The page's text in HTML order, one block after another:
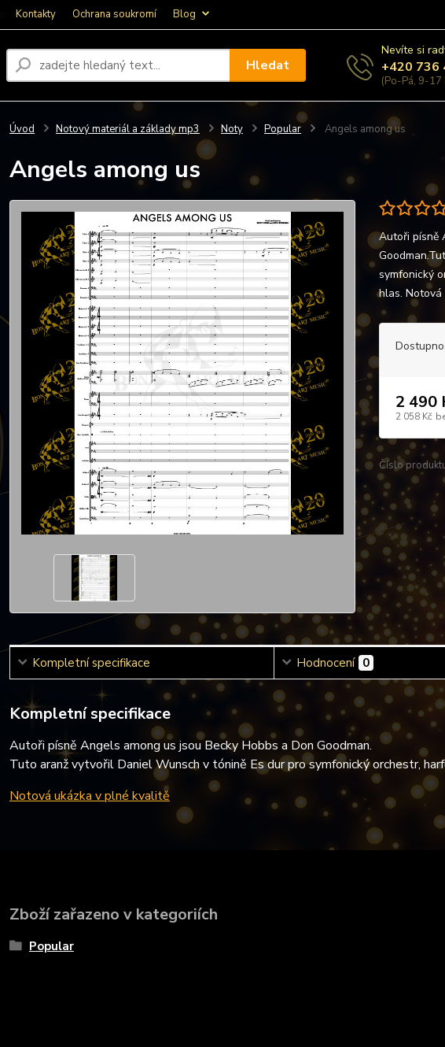
Kontakty Ochrana soukromí Blog
Hledat
Nevíte si
+420 736
(Po-Pá, 9-17
Úvod Notový materiál a základy mp3 Noty Popular Angels among us
Angels among us
Autoři písně
symfonický
hlas.
2 490
2 058 Kč
Číslo
Kompletní specifikace Hodnocení 0
Kompletní specifikace
Autoři písně Angels among us jsou Becky Hobbs a Don Goodman.
Tuto aranž vytvořil Daniel Wunsch v tónině Es dur pro symfonický orchestr,
Notová ukázka v plné kvalitě
Zboží zařazeno v kategoriích
Popular